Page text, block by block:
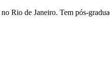
Rio de Janeiro. Tem pós-